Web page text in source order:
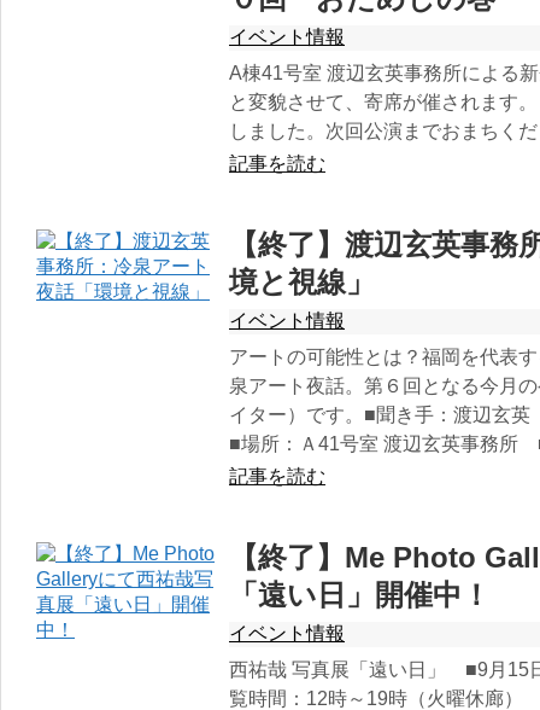
イベント情報
A棟41号室 渡辺玄英事務所による
と変貌させて、寄席が催されます
しました。次回公演までおまちく
記事を読む
【終了】渡辺玄英事
境と視線」
イベント情報
アートの可能性とは？福岡を代表
泉アート夜話。第６回となる今月
イター）です。■聞き手：渡辺玄
■場所：Ａ41号室 渡辺玄英事務
記事を読む
【終了】Me Photo
「遠い日」開催中！
イベント情報
西祐哉 写真展「遠い日」 ■9月15
覧時間：12時～19時（火曜休廊）